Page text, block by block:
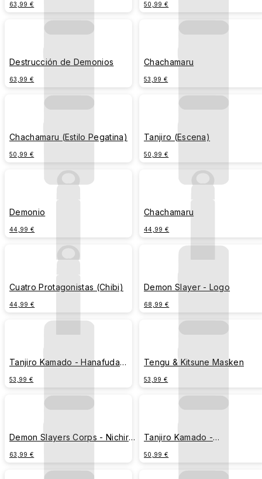
63,99 € 50,99 €
Destrucción de Demonios
63,99 €
Chachamaru
53,99 €
Chachamaru (Estilo Pegatina)
50,99 €
Tanjiro (Escena)
50,99 €
Demonio
44,99 €
Chachamaru
44,99 €
Cuatro Protagonistas (Chibi)
44,99 €
Demon Slayer - Logo
68,99 €
Tanjiro Kamado - Hanafuda
53,99 €
Tengu & Kitsune Masken
53,99 €
Demon Slayers Corps - Nichirin
63,99 €
Tanjiro Kamado -
50,99 €